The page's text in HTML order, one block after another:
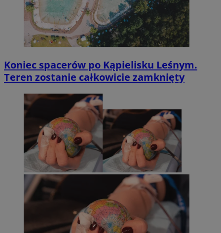
Koniec spacerów po Kąpielisku Leśnym.
Teren zostanie całkowicie zamknięty